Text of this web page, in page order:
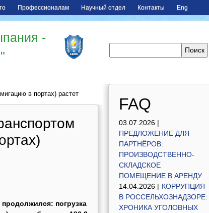
Профессионалам Научный отдел Контакты Eng
-
в портах) растет
погрузка
FAQ
03.07.2026 |
ПРЕДЛОЖЕНИЕ ДЛЯ
ПАРТНЁРОВ:
ПРОИЗВОДСТВЕННО-
СКЛАДСКОЕ
ПОМЕЩЕНИЕ В АРЕНДУ
14.04.2026 | КОРРУПЦИЯ
В РОССЕЛЬХОЗНАДЗОРЕ:
ХРОНИКА УГОЛОВНЫХ